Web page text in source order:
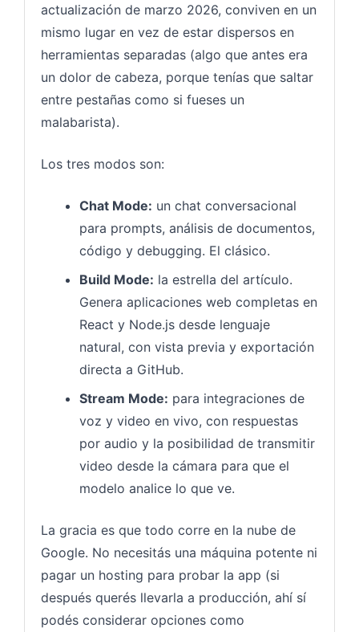
actualización de marzo 2026, conviven en un
mismo lugar en vez de estar dispersos en
herramientas separadas (algo que antes era
un dolor de cabeza, porque tenías que saltar
entre pestañas como si fueses un
malabarista).
Los tres modos son:
Chat Mode: un chat conversacional
para prompts, análisis de documentos,
código y debugging. El clásico.
Build Mode: la estrella del artículo.
Genera aplicaciones web completas en
React y Node.js desde lenguaje
natural, con vista previa y exportación
directa a GitHub.
Stream Mode: para integraciones de
voz y video en vivo, con respuestas
por audio y la posibilidad de transmitir
video desde la cámara para que el
modelo analice lo que ve.
La gracia es que todo corre en la nube de
Google. No necesitás una máquina potente ni
pagar un hosting para probar la app (si
después querés llevarla a producción, ahí sí
podés considerar opciones como